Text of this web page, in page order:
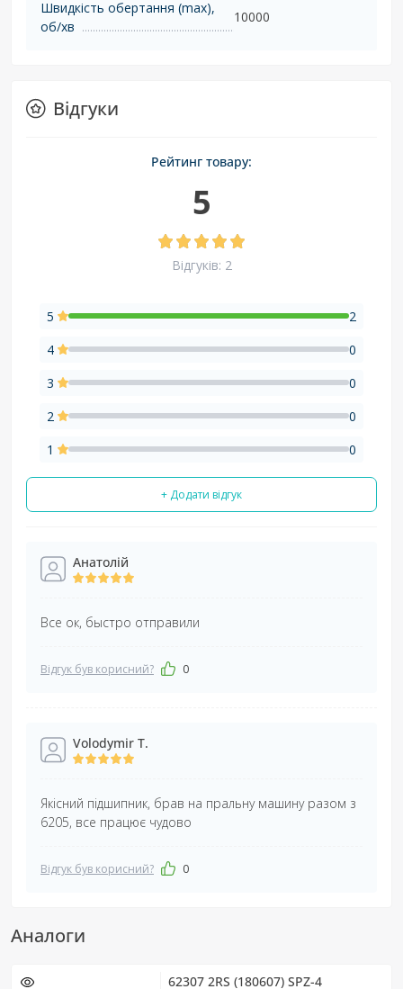
Швидкість обертання (max),
об/хв
10000
Відгуки
Рейтинг товару:
5
Відгуків: 2
5
2
4
0
3
0
2
0
1
0
+ Додати відгук
Анатолій
Все ок, быстро отправили
Відгук був корисний? 0
Volodymir T.
Якісний підшипник, брав на пральну машину разом з
6205, все працює чудово
Відгук був корисний? 0
Аналоги
62307 2RS (180607) SPZ-4